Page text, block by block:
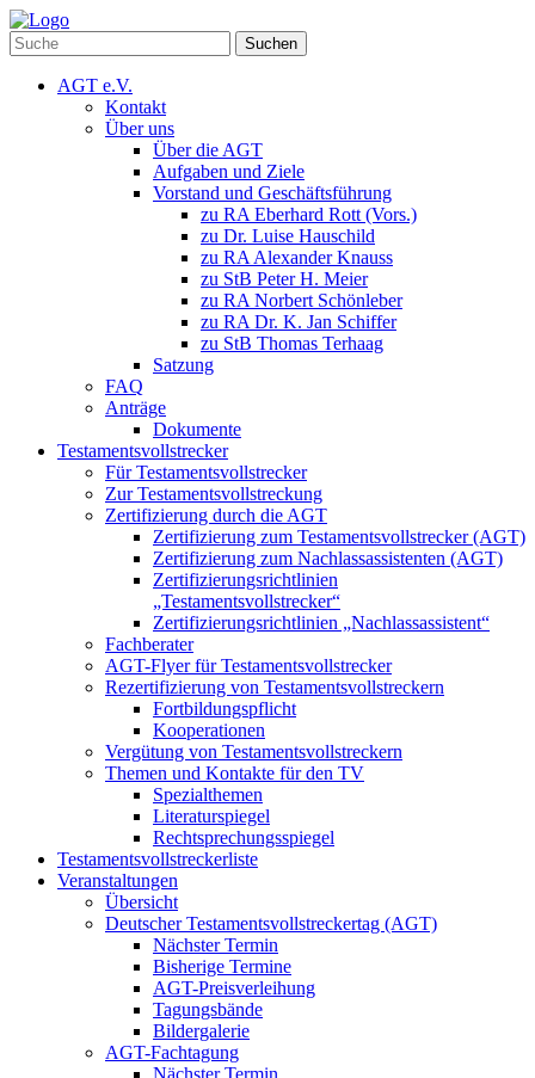
Suchen
AGT e.V.
Kontakt
Über uns
Über die AGT
Aufgaben und Ziele
Vorstand und Geschäftsführung
zu RA Eberhard Rott (Vors.)
zu Dr. Luise Hauschild
zu RA Alexander Knauss
zu StB Peter H. Meier
zu RA Norbert Schönleber
zu RA Dr. K. Jan Schiffer
zu StB Thomas Terhaag
Satzung
FAQ
Anträge
Dokumente
Testamentsvollstrecker
Für Testamentsvollstrecker
Zur Testamentsvollstreckung
Zertifizierung durch die AGT
Zertifizierung zum Testamentsvollstrecker (AGT)
Zertifizierung zum Nachlassassistenten (AGT)
Zertifizierungsrichtlinien
„Testamentsvollstrecker“
Zertifizierungsrichtlinien „Nachlassassistent“
Fachberater
AGT-Flyer für Testamentsvollstrecker
Rezertifizierung von Testamentsvollstreckern
Fortbildungspflicht
Kooperationen
Vergütung von Testamentsvollstreckern
Themen und Kontakte für den TV
Spezialthemen
Literaturspiegel
Rechtsprechungsspiegel
Testamentsvollstreckerliste
Veranstaltungen
Übersicht
Deutscher Testamentsvollstreckertag (AGT)
Nächster Termin
Bisherige Termine
AGT-Preisverleihung
Tagungsbände
Bildergalerie
AGT-Fachtagung
Nächster Termin